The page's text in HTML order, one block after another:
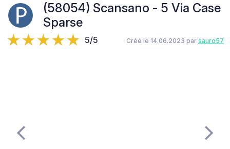
(58054) Scansano - 5 Via Case
Sparse
5/5 Créé le 14.06.2023 par sauro57